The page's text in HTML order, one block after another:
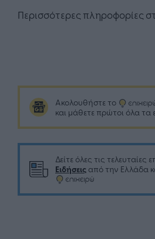
Περισσότερες πληροφορίες
Ακολουθήστε το
και μάθετε πρώτοι όλα τα
Δείτε όλες τις τελευταίες
Ειδήσεις από την Ελλάδα